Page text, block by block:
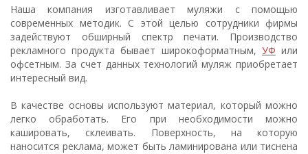
Наша компания изготавливает муляжи с помощью
современных методик. С этой целью сотрудники фирмы
задействуют обширный спектр печати. Производство
рекламного продукта бывает широкоформатным, УФ или
офсетным. За счет данных технологий муляж приобретает
интересный вид.
В качестве основы используют материал, который можно
легко обработать. Его при необходимости можно
кашировать, склеивать. Поверхность, на которую
наносится реклама, может быть ламинирована или тиснена